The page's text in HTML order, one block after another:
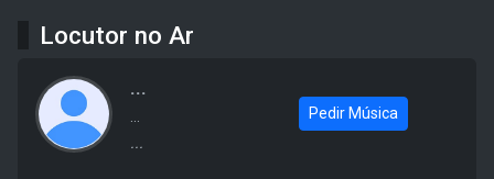
Locutor no Ar
...
...
Pedir Música